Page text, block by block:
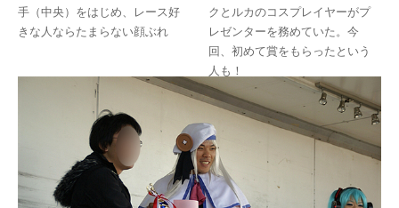
手（中央）をはじめ、レース好
きな人ならたまらない顔ぶれ
クとルカのコスプレイヤーがプ
レゼンターを務めていた。今
回、初めて賞をもらったという
人も！